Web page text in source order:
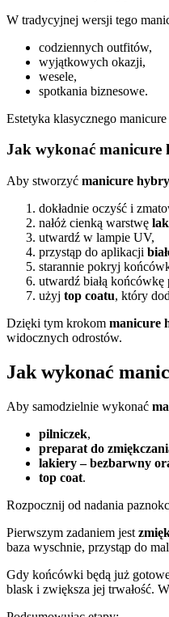
W tradycyjnej wersji tego
codziennych outfitów,
wyjątkowych okazji,
wesele,
spotkania biznesowe.
Estetyka klasycznego
Jak wykonać manicure
Aby stworzyć manicure
dokładnie oczyść i
nałóż cienką warstwę
utwardź w lampie UV,
przystąp do aplikacji
starannie pokryj
utwardź białą końcówkę
użyj top coatu, który
Dzięki tym krokom manicure
widocznych odrostów.
Jak wykonać
Aby samodzielnie wykonać
pilniczek,
preparat do
lakiery – bezbarwny
top coat.
Rozpocznij od nadania
Pierwszym zadaniem jest
baza wyschnie, przystąp do
Gdy końcówki będą już
blask i zwiększa jej trwałość.